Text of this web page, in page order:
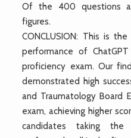
Of the 400 questions
figures.
CONCLUSION: This is
performance of
proficiency exam. Our
demonstrated high
and Traumatology Board
exam, achieving higher
candidates taking the